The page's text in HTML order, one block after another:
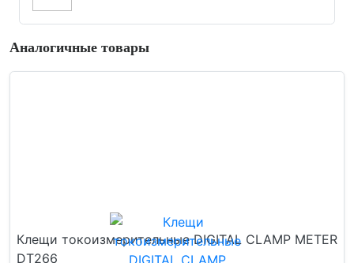
Аналогичные товары
Клещи токоизмерительные DIGITAL CLAMP METER
DT266